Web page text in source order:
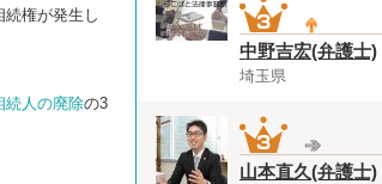
続権が発生し
続人の廃除の3
中野吉宏(弁護士)
埼玉県
山本直久(弁護士)